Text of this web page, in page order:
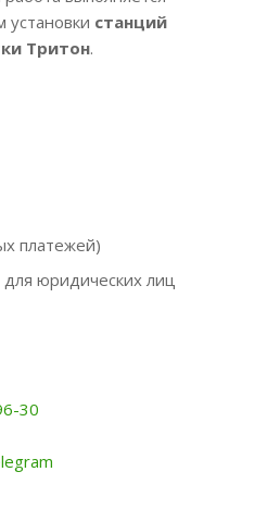
установки станций
Тритон.
платежей)
юридических лиц
30